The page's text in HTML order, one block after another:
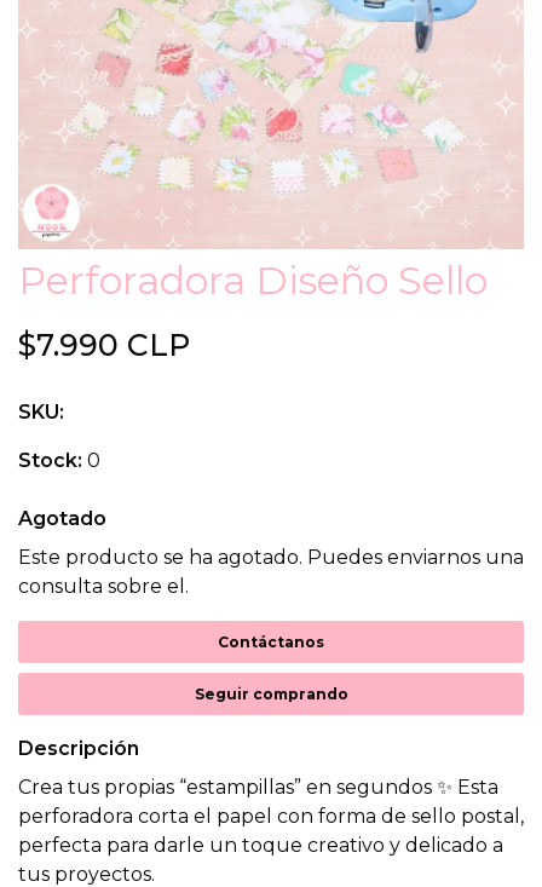
Perforadora Diseño Sello
$7.990 CLP
SKU:
Stock: 0
Agotado
Este producto se ha agotado. Puedes enviarnos una
consulta sobre el.
Contáctanos
Seguir comprando
Descripción
Crea tus propias “estampillas” en segundos ✨ Esta
perforadora corta el papel con forma de sello postal,
perfecta para darle un toque creativo y delicado a
tus proyectos.